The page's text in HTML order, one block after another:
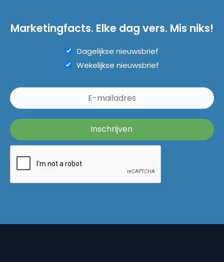
Marketingfacts. Elke dag vers. Mis niks!
Dagelijkse nieuwsbrief
Wekelijkse nieuwsbrief